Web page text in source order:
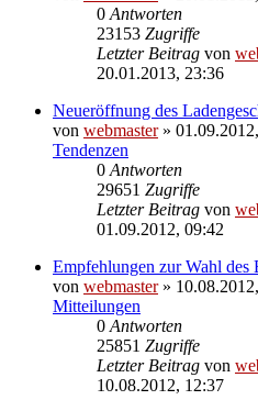
0 Antworten
23153 Zugriffe
Letzter Beitrag von
20.01.2013, 23:36
Neueröffnung des
von webmaster»
Tendenzen
0 Antworten
29651 Zugriffe
Letzter Beitrag von
01.09.2012, 09:42
Empfehlungen zur Wahl des
von webmaster»
Mitteilungen
0 Antworten
25851 Zugriffe
Letzter Beitrag von
10.08.2012, 12:37